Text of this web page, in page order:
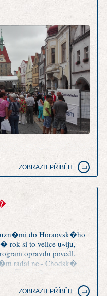
ZOBRAZIT PŘÍBĚH
do Horaovsk�ho
rok si to velice u~iju,
opravdu povedl.
radai ne~ Chodsk�
m mrz�, ~e o tradici
ZOBRAZIT PŘÍBĚH